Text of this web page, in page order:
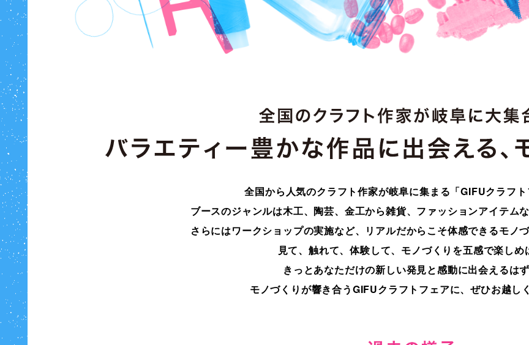
全国から人気のクラフト作家が岐阜に集まる 「GIFUクラフト
ブースのジャンルは木工、陶芸、金工から雑貨、 ファッションアイテム
さらにはワークショップの実施など、
リアルだからこそ体感できるモノ
見て、触れて、体験して、モノづくりを五感で楽しめ
きっとあなただけの新しい発見と感動に出会えるはず
モノづくりが響き合うGIFUクラフトフェアに、ぜひお越し